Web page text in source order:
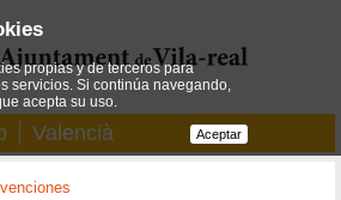
Valencià
propias y de terceros para
servicios. Si continúa navegando,
acepta su uso.
Aceptar